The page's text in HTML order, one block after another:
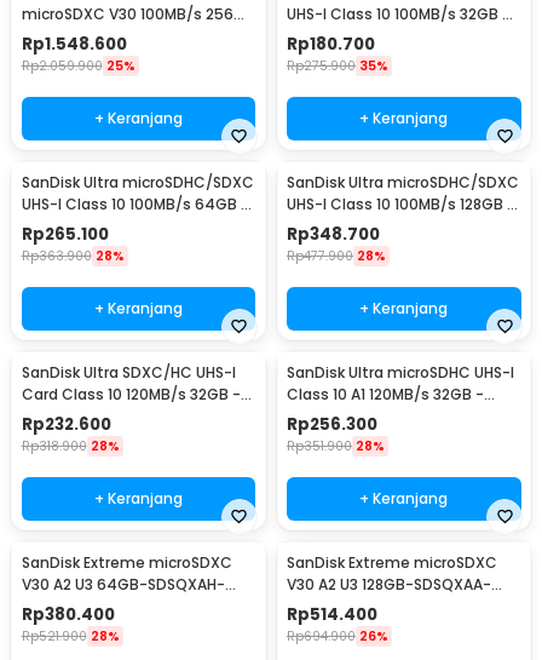
microSDXC V30 100MB/s 256GB
- SDSQQVR
Rp1.548.600
Rp2.059.900 25%
+ Keranjang
UHS-I Class 10 100MB/s 32GB -
SDSQUNR
Rp180.700
Rp275.900 35%
+ Keranjang
SanDisk Ultra microSDHC/SDXC
UHS-I Class 10 100MB/s 64GB -
SDSQUNR
Rp265.100
Rp363.900 28%
+ Keranjang
SanDisk Ultra microSDHC/SDXC
UHS-I Class 10 100MB/s 128GB -
SDSQUNR
Rp348.700
Rp477.900 28%
+ Keranjang
SanDisk Ultra SDXC/HC UHS-I
Card Class 10 120MB/s 32GB -
SDSDUN4
Rp232.600
Rp318.900 28%
+ Keranjang
SanDisk Ultra microSDHC UHS-I
Class 10 A1 120MB/s 32GB -
SDSQUA4
Rp256.300
Rp351.900 28%
+ Keranjang
SanDisk Extreme microSDXC
V30 A2 U3 64GB-SDSQXAH-
064G
Rp380.400
Rp521.900 28%
SanDisk Extreme microSDXC
V30 A2 U3 128GB-SDSQXAA-
128G
Rp514.400
Rp694.900 26%